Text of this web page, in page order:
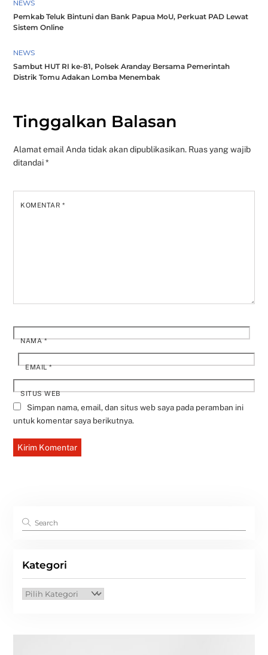
NEWS
Pemkab Teluk Bintuni dan Bank Papua MoU, Perkuat PAD Lewat
Sistem Online
NEWS
Sambut HUT RI ke-81, Polsek Aranday Bersama Pemerintah
Distrik Tomu Adakan Lomba Menembak
Tinggalkan Balasan
Alamat email Anda tidak akan dipublikasikan. Ruas yang wajib
ditandai*
KOMENTAR*
NAMA*
EMAIL*
SITUS WEB
Simpan nama, email, dan situs web saya pada peramban ini
untuk komentar saya berikutnya.
Kategori
Kategori